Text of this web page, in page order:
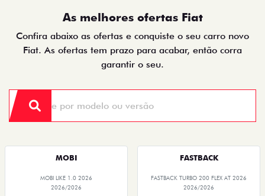
As melhores ofertas Fiat
Confira abaixo as ofertas e conquiste o seu carro novo
Fiat. As ofertas tem prazo para acabar, então corra
garantir o seu.
MOBI
MOBI LIKE 1.0 2026
2026/2026
FASTBACK
FASTBACK TURBO 200 FLEX AT 2026
2026/2026